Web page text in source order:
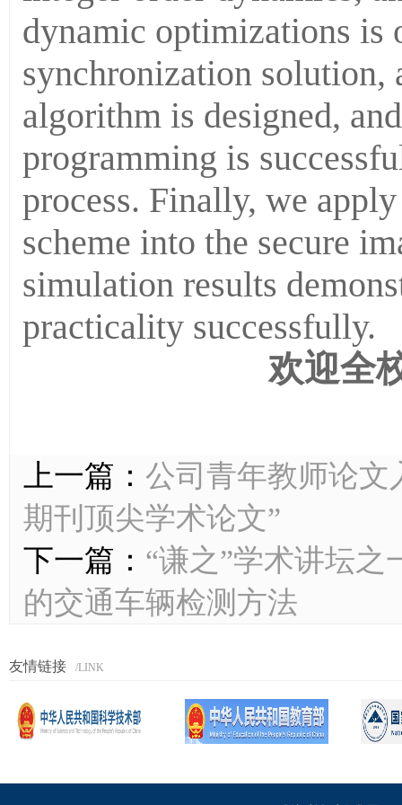
dynamic optimizations is
synchronization solution,
algorithm is designed,
programming is
process. Finally, we
scheme into the secure
simulation results
practicality successfully.
欢迎全
上一篇： 公司青年教师论
期刊顶尖学术论文”
下一篇： “谦之”学术讲坛
的交通车辆检测方法
友情链接 /LINK